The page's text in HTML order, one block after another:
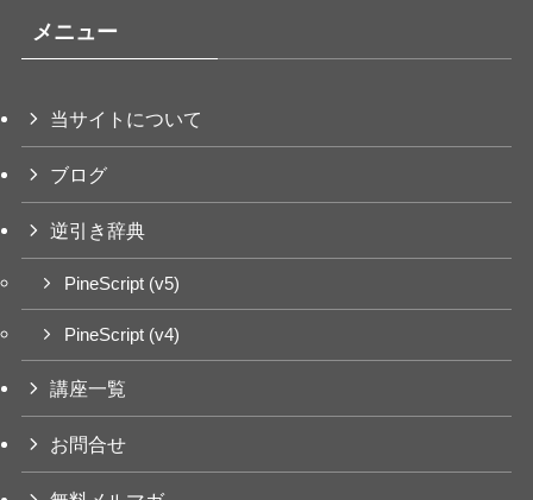
メニュー
当サイトについて
ブログ
逆引き辞典
PineScript (v5)
PineScript (v4)
講座一覧
お問合せ